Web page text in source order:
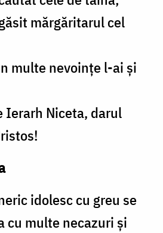
mărgăritarul cel
multe nevoinţe l-ai şi
Ierarh Niceta, darul
idolesc cu greu se
cu multe necazuri şi